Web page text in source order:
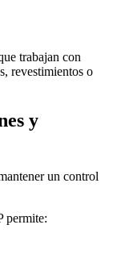
trabajan con
revestimientos o
y
un control
permite: